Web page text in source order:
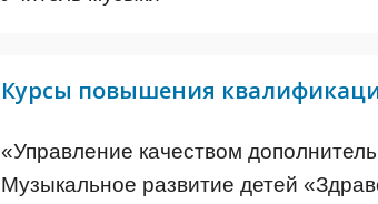
Курсы повышения
«Управление качеством
Музыкальное развитие детей